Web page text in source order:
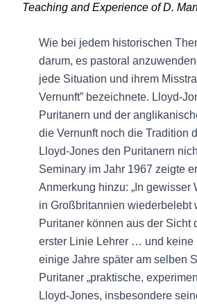
Teaching and Experience of D.
Wie bei jedem historischen
darum, es pastoral
jede Situation und ihrem
Vernunft” bezeichnete. Lloyd-
Puritanern und der
die Vernunft noch die Tradition
Lloyd-Jones den Puritanern
Seminary im Jahr 1967 zeigte
Anmerkung hinzu: „In
in Großbritannien wiederbelebt
Puritaner können aus der Sicht
erster Linie Lehrer … und keine
einige Jahre später am selben
Puritaner „praktische,
Lloyd-Jones, insbesondere